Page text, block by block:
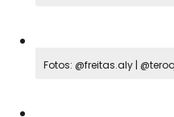
Fotos: @freitas.aly |